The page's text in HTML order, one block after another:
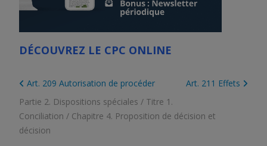
DÉCOUVREZ LE CPC ONLINE
Art. 209 Autorisation de procéder
Art. 211 Effets
Partie 2. Dispositions spéciales / Titre 1.
Conciliation / Chapitre 4. Proposition de décision et
décision